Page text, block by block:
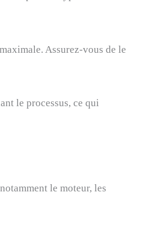
Assurez-vous de le
le processus, ce qui
le moteur, les